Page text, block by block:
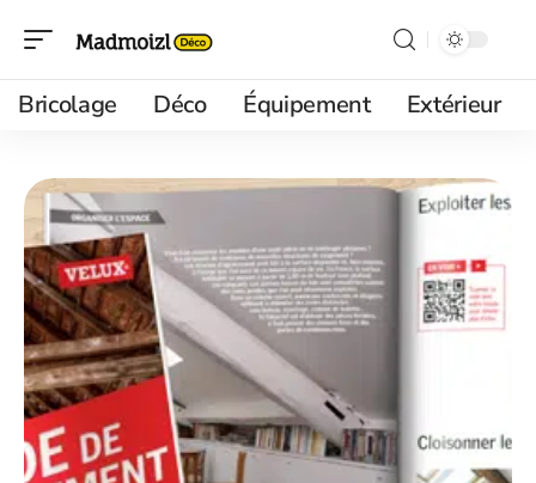
Bricolage Déco Équipement Extérieur